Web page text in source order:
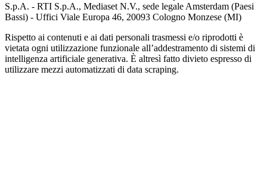
S.p.A. - RTI S.p.A., Mediaset N.V., sede legale Amsterdam (Paesi
Bassi) - Uffici Viale Europa 46, 20093 Cologno Monzese (MI)
Rispetto ai contenuti e ai dati personali trasmessi e/o riprodotti è
vietata ogni utilizzazione funzionale all’addestramento di sistemi di
intelligenza artificiale generativa. È altresì fatto divieto espresso di
utilizzare mezzi automatizzati di data scraping.